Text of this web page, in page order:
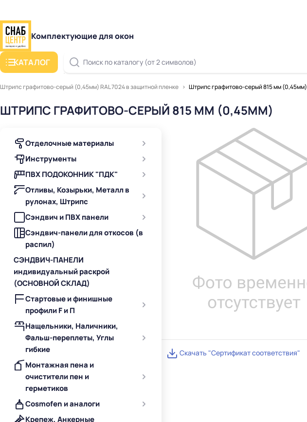
Комплектующие для окон
КАТАЛОГ Поиск по каталогу (от 2 символов)
Штрипс графитово-серый (0,45мм) RAL 7024 в защитной пленке Штрипс графитово-серый 815 мм (0,45мм)
ШТРИПС ГРАФИТОВО-СЕРЫЙ 815 ММ (0,45ММ)
Отделочные материалы
Инструменты
ПВХ ПОДОКОННИК "ПДК"
Отливы, Козырьки, Металл в
рулонах, Штрипс
Сэндвич и ПВХ панели
Сэндвич-панели для откосов (в
распил)
СЭНДВИЧ-ПАНЕЛИ
индивидуальный раскрой
(ОСНОВНОЙ СКЛАД)
Стартовые и финишные
профили F и П
Нащельники, Наличники,
Фальш-переплеты, Углы
гибкие
Монтажная пена и
очистители пен и
герметиков
Cosmofen и аналоги
Крепеж, Анкерные
Скачать "Сертификат соответствия"